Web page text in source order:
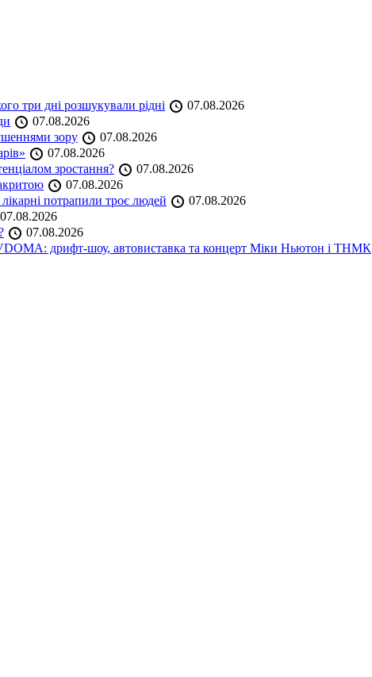
три дні розшукували рідні
07.08.2026
07.08.2026
зору
07.08.2026
07.08.2026
зростання?
07.08.2026
07.08.2026
потрапили троє людей
07.08.2026
07.08.2026
07.08.2026
дрифт-шоу, автовиставка та концерт Міки Ньютон і ТНМК